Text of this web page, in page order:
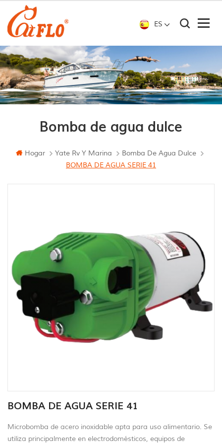
ES
Bomba de agua dulce
Hogar Yate Rv Y Marina
Bomba De Agua Dulce
BOMBA DE AGUA SERIE 41
BOMBA DE AGUA SERIE 41
Microbomba de acero inoxidable apta para uso alimentario. Se
utiliza principalmente en electrodomésticos, equipos de